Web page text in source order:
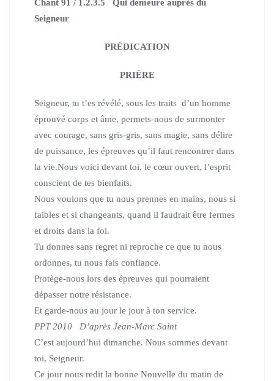
Chant 91 / 1.2.3.5 Qui demeure auprès du
Seigneur
PRÉDICATION
PRIÈRE
Seigneur, tu t’es révélé, sous les traits d’un homme
éprouvé corps et âme, permets-nous de surmonter
avec courage, sans gris-gris, sans magie, sans délire
de puissance, les épreuves qu’il faut rencontrer dans
la vie.Nous voici devant toi, le cœur ouvert, l’esprit
conscient de tes bienfaits.
Nous voulons que tu nous prennes en mains, nous si
faibles et si changeants, quand il faudrait être fermes
et droits dans la foi.
Tu donnes sans regret ni reproche ce que tu nous
ordonnes, tu nous fais confiance.
Protège-nous lors des épreuves qui pourraient
dépasser notre résistance.
Et garde-nous au jour le jour à ton service.
PPT 2010 D’après Jean-Marc Saint
C’est aujourd’hui dimanche. Nous sommes devant
toi, Seigneur.
Ce jour nous redit la bonne Nouvelle du matin de